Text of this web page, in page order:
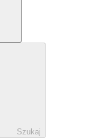
Szukaj